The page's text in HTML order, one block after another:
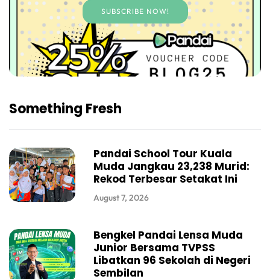
SUBSCRIBE NOW!
Something Fresh
Pandai School Tour Kuala
Muda Jangkau 23,238 Murid:
Rekod Terbesar Setakat Ini
August 7, 2026
Bengkel Pandai Lensa Muda
Junior Bersama TVPSS
Libatkan 96 Sekolah di Negeri
Sembilan